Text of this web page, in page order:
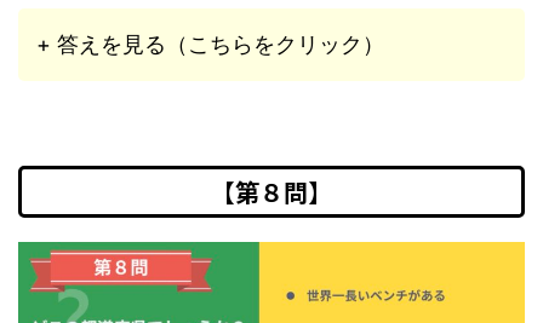
+ 答えを見る（こちらをクリック）
【第８問】